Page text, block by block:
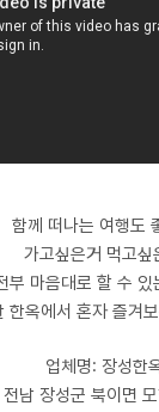
함께 떠나는 여행도
가고싶은거 먹고싶
부 마음대로 할 수 있
한옥에서 혼자 즐겨
업체명: 장성한
전남 장성군 북이면